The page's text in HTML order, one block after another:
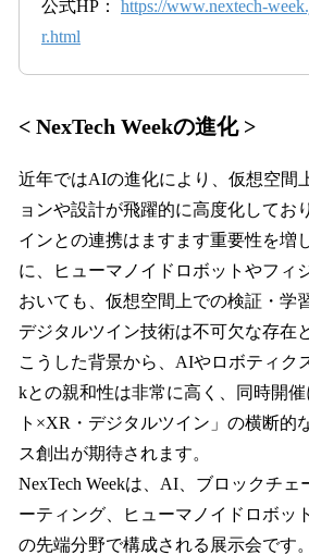
公式HP： https://www.nextech-
r.html
< NexTech Weekの進化 >
近年ではAIの進化により、仮想空間
ョンや設計が飛躍的に高度化してお
インとの連携はますます重要性を増
に、ヒューマノイドロボットやフィ
おいても、仮想空間上での検証・学
デジタルツイン技術は不可欠な存在
こうした背景から、AIやロボティク
kとの親和性は非常に高く、同時開
ト×XR・デジタルツイン」の横断的
ス創出が期待されます。
NexTech Weekは、AI、ブロックチェ
ーティング、ヒューマノイドロボッ
の先端分野で構成される展示会です